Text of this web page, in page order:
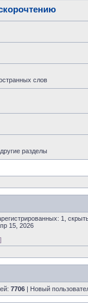
слов
разделы
1,
15, 2026
7706 | Новый